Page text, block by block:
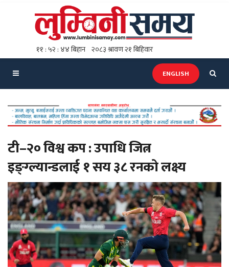
ENGLISH
टी–२० विश्व कप : उपाधि जित्न
इङ्ग्ल्यान्डलाई १ सय ३८ रनकाे लक्ष्य